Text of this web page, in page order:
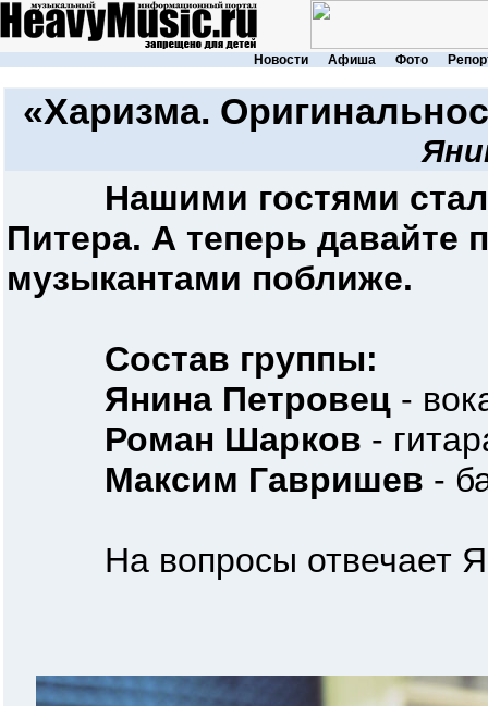
Новости Афиша Фото
«Харизма.
Нашими гостями
Питера. А теперь давайте
музыкантами поближе.
Состав группы:
Янина Петровец -
Роман Шарков -
Максим Гавришев -
На вопросы отвечает